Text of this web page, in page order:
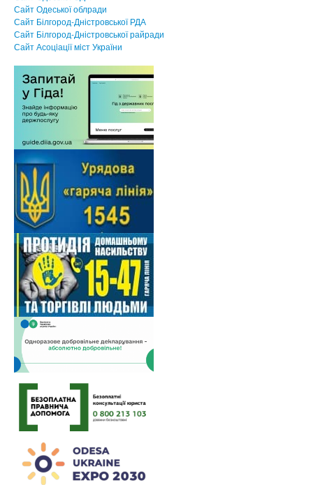
Сайт Одеської облради
Сайт Білгород-Дністровської РДА
Сайт Білгород-Дністровської райради
Сайт Асоцiацiї мiст України